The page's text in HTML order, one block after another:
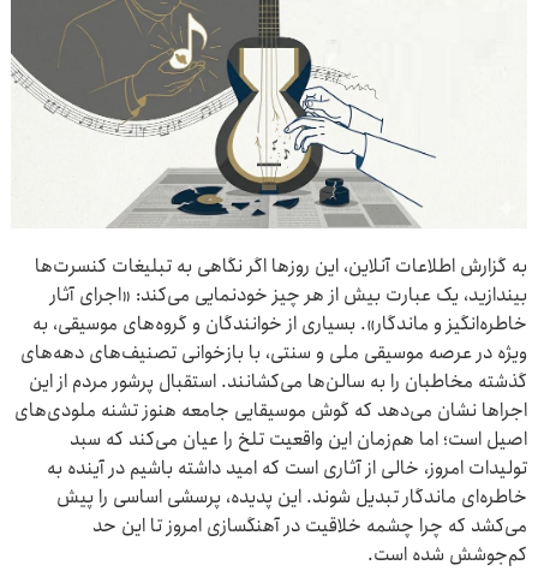
به گزارش اطلاعات آنلاین، این روزها اگر نگاهی به تبلیغات کنسرت‌ها
بیندازید، یک عبارت بیش از هر چیز خودنمایی می‌کند: «اجرای آثار
خاطره‌انگیز و ماندگار». بسیاری از خوانندگان و گروه‌های موسیقی، به
ویژه در عرصه موسیقی ملی و سنتی، با بازخوانی تصنیف‌های دهه‌های
گذشته مخاطبان را به سالن‌ها می‌کشانند. استقبال پرشور مردم از این
اجراها نشان می‌دهد که گوش موسیقایی جامعه هنوز تشنه ملودی‌های
اصیل است؛ اما هم‌زمان این واقعیت تلخ را عیان می‌کند که سبد
تولیدات امروز، خالی از آثاری است که امید داشته باشیم در آینده به
خاطره‌ای ماندگار تبدیل شوند. این پدیده، پرسشی اساسی را پیش
می‌کشد که چرا چشمه خلاقیت در آهنگسازی امروز تا این حد
کم‌جوشش شده است.